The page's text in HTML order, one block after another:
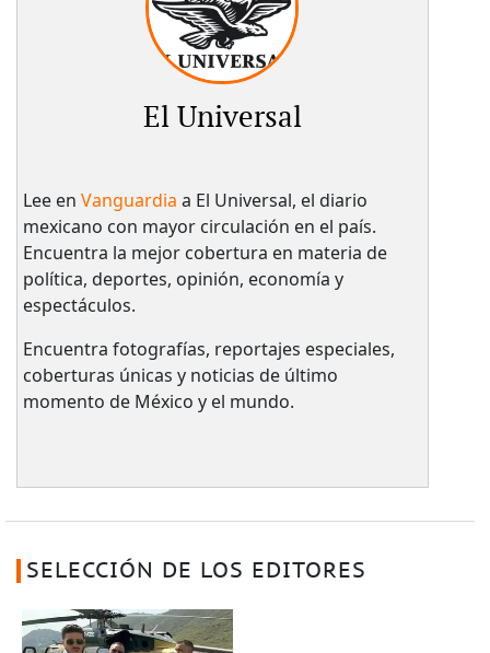
El Universal
Lee en Vanguardia a El Universal, el diario
mexicano con mayor circulación en el país.​
Encuentra la mejor cobertura en materia de
política, deportes, opinión, economía y
espectáculos.
Encuentra fotografías, reportajes especiales,
coberturas únicas y noticias de último
momento de México y el mundo.
SELECCIÓN DE LOS EDITORES